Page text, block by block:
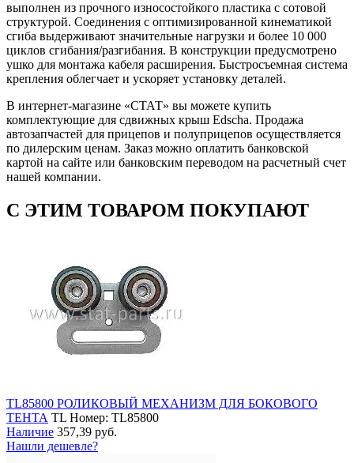
выполнен из прочного износостойкого пластика с сотовой
структурой. Соединения с оптимизированной кинематикой
сгиба выдерживают значительные нагрузки и более 10 000
циклов сгибания/разгибания. В конструкции предусмотрено
ушко для монтажа кабеля расширения. Быстросъемная система
крепления облегчает и ускоряет установку деталей.
В интернет-магазине «СТАТ» вы можете купить
комплектующие для сдвижных крыш Edscha. Продажа
автозапчастей для прицепов и полуприцепов осуществляется
по дилерским ценам. Заказ можно оплатить банковской
картой на сайте или банковским переводом на расчетный счет
нашей компании.
С ЭТИМ ТОВАРОМ ПОКУПАЮТ
TL85800 РОЛИКОВЫЙ МЕХАНИЗМ ДЛЯ БОКОВОГО
ТЕНТА TL Номер: TL85800
Наличие 357,39 руб.
Нашли дешевле?